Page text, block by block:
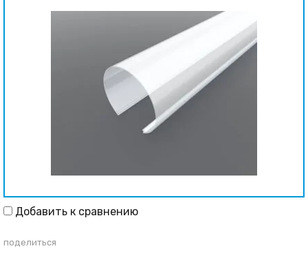
Добавить к сравнению
поделиться